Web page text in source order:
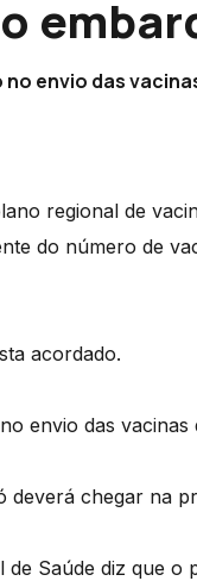
envio das
regional de
do número de
acordado.
envio das vacinas
deverá chegar na
Saúde diz que